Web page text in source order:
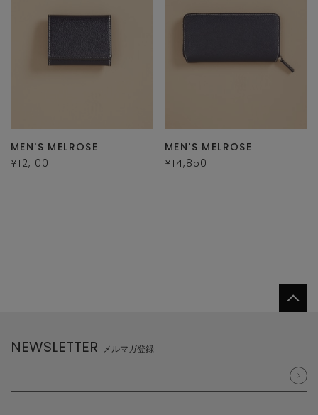
MEN'S MELROSE
¥12,100
MEN'S MELROSE
¥14,850
NEWSLETTER メルマガ登録